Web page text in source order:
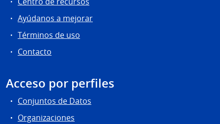
Ayúdanos a mejorar
Términos de uso
Contacto
Acceso por perfiles
Conjuntos de Datos
Organizaciones